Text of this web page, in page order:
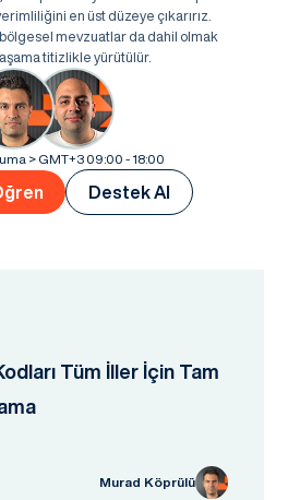
en üst düzeye çıkarırız.
mevzuatlar da dahil olmak
titizlikle yürütülür.
> GMT+3 09:00 - 18:00
Destek Al
Tüm İller İçin Tam
Murad Köprülü